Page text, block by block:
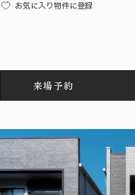
お気に入り物件に登録
来場予約